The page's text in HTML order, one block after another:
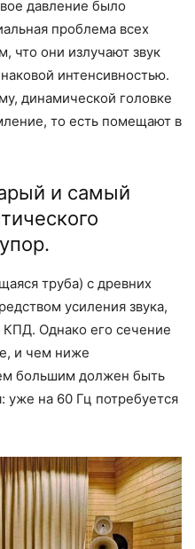
давление было
проблема всех
что они излучают звук
интенсивностью.
динамической головке
то есть помещают в
и самый
труба) с древних
усиления звука,
Однако его сечение
и чем ниже
большим должен быть
уже на 60 Гц потребуется